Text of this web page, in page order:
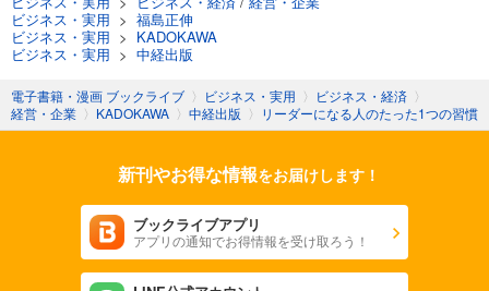
ビジネス・実用 > 福島正伸
ビジネス・実用 > KADOKAWA
ビジネス・実用 > 中経出版
電子書籍・漫画 ブックライブ 〉 ビジネス・実用 〉 ビジネス・経済 〉
経営・企業 〉 KADOKAWA 〉 中経出版 〉 リーダーになる人のたった1つの習慣
新刊やお得な情報をお届けします！
ブックライブアプリ
アプリの通知でお得情報を受け取ろう！